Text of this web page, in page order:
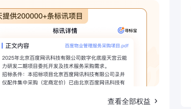
查看全部权益